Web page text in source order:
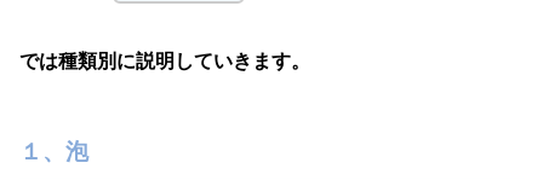
では種類別に説明していきます。
１、泡